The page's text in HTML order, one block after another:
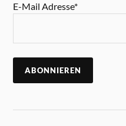
E-Mail Adresse*